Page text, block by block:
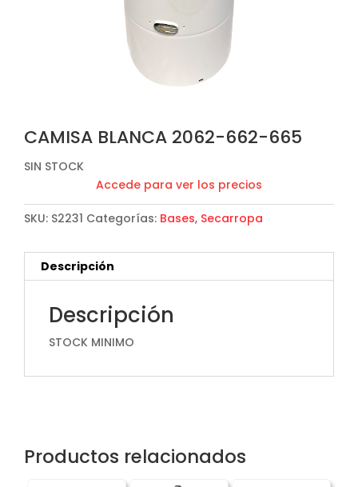
CAMISA BLANCA 2062-662-665
SIN STOCK
Accede para ver los precios
SKU: S2231 Categorías: Bases, Secarropa
Descripción
Descripción
STOCK MINIMO
Productos relacionados